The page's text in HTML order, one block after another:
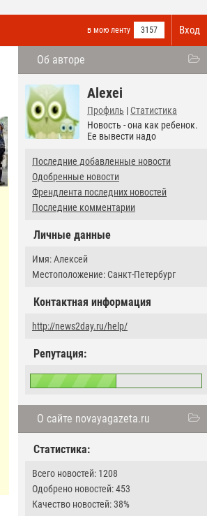
Вход
в мою ленту 3157
Об авторе
Alexei
Профиль | Статистика
Новость - она как ребенок.
Ее вывести надо
Последние добавленные новости
Одобренные новости
Френдлента последних новостей
Последние комментарии
Личные данные
Имя: Алексей
Местоположение: Санкт-Петербург
Контактная информация
http://news2day.ru/help/
Репутация:
О сайте novayagazeta.ru
Статистика:
Всего новостей: 1208
Одобрено новостей: 453
Качество новостей: 38%